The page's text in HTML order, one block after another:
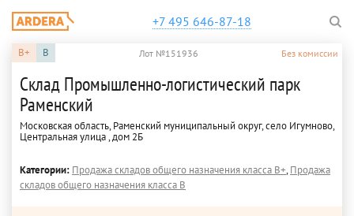
+7 495 646-87-18
B+ B Лот №151936 Без комиссии
Склад Промышленно-логистический парк
Раменский
Московская область, Раменский муниципальный округ, село Игумново,
Центральная улица , дом 2Б
Категории: Продажа складов общего назначения класса B+,Продажа
складов общего назначения класса B